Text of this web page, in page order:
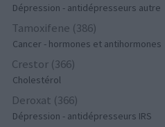
Dépression - antidépresseurs autre
Tamoxifene (386)
Cancer - hormones et antihormones
Crestor (366)
Cholestérol
Deroxat (366)
Dépression - antidépresseurs IRS